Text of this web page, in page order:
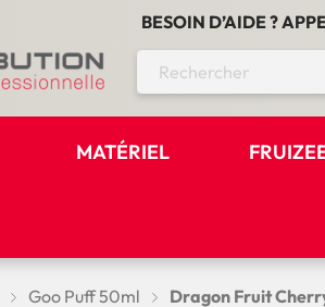
BESOIN D’AIDE ?
MATÉRIEL
Goo Puff 50ml Dragon Fruit